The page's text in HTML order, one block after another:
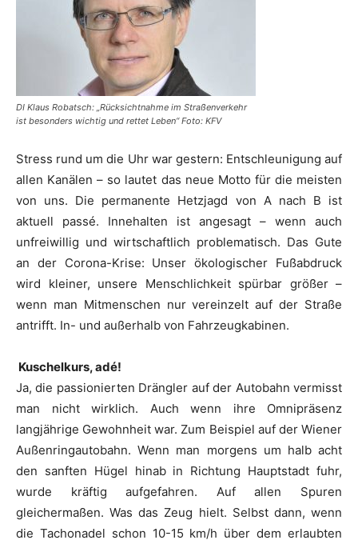
DI Klaus Robatsch: „Rücksichtnahme im Straßenverkehr
ist besonders wichtig und rettet Leben“ Foto: KFV
Stress rund um die Uhr war gestern: Entschleunigung auf
allen Kanälen – so lautet das neue Motto für die meisten
von uns. Die permanente Hetzjagd von A nach B ist
aktuell passé. Innehalten ist angesagt – wenn auch
unfreiwillig und wirtschaftlich problematisch. Das Gute
an der Corona-Krise: Unser ökologischer Fußabdruck
wird kleiner, unsere Menschlichkeit spürbar größer –
wenn man Mitmenschen nur vereinzelt auf der Straße
antrifft. In- und außerhalb von Fahrzeugkabinen.
Kuschelkurs, adé!
Ja, die passionierten Drängler auf der Autobahn vermisst
man nicht wirklich. Auch wenn ihre Omnipräsenz
langjährige Gewohnheit war. Zum Beispiel auf der Wiener
Außenringautobahn. Wenn man morgens um halb acht
den sanften Hügel hinab in Richtung Hauptstadt fuhr,
wurde kräftig aufgefahren. Auf allen Spuren
gleichermaßen. Was das Zeug hielt. Selbst dann, wenn
die Tachonadel schon 10-15 km/h über dem erlaubten